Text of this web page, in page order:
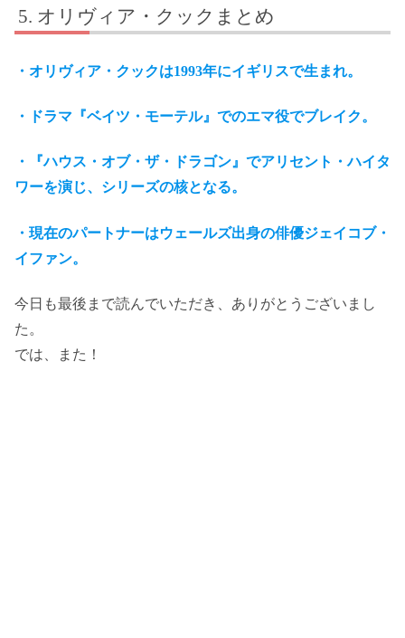
オリヴィア・クックまとめ
・オリヴィア・クックは1993年にイギリスで生まれ。
・ドラマ『ベイツ・モーテル』でのエマ役でブレイク。
・『ハウス・オブ・ザ・ドラゴン』でアリセント・ハイタ
ワーを演じ、シリーズの核となる。
・現在のパートナーはウェールズ出身の俳優ジェイコブ・
イファン。
今日も最後まで読んでいただき、ありがとうございまし
た。
では、また！